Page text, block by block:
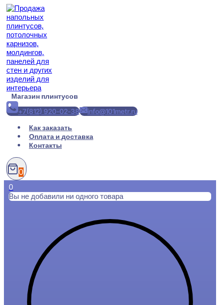
Перейти
содержимому
Магазин плинтусов
+7(812) 920-02-38
info@101metr.ru
Как заказать
Оплата и доставка
Контакты
0
0
Вы не добавили ни одного товара